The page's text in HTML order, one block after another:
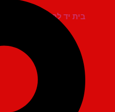
בית יד לבנים אשדוד